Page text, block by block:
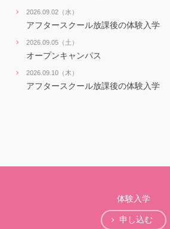
2026.09.02（水）
アフタースクール放課後の体験入学
2026.09.05（土）
オープンキャンパス
2026.09.10（木）
アフタースクール放課後の体験入学
体験入学
申し込む